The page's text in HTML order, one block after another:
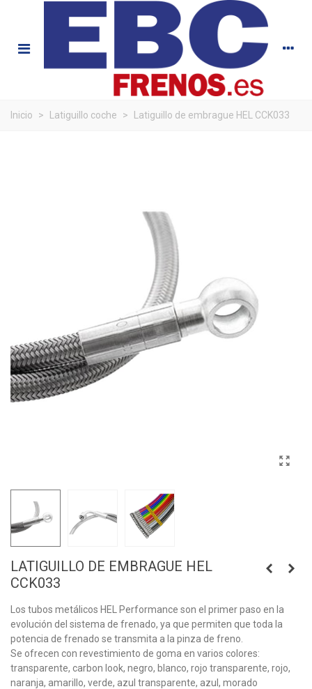
Inicio > Latiguillo coche > Latiguillo de embrague HEL CCK033
LATIGUILLO DE EMBRAGUE HEL
CCK033
Los tubos metálicos HEL Performance son el primer paso en la
evolución del sistema de frenado, ya que permiten que toda la
potencia de frenado se transmita a la pinza de freno.
Se ofrecen con revestimiento de goma en varios colores:
transparente, carbon look, negro, blanco, rojo transparente, rojo,
naranja, amarillo, verde, azul transparente, azul, morado